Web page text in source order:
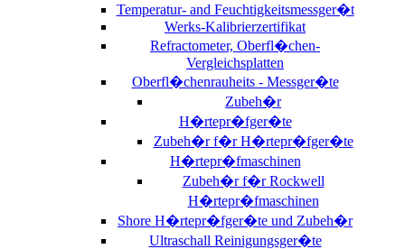
Temperatur- and Feuchtigkeitsmessger�t
Werks-Kalibrierzertifikat
Refractometer, Oberfl�chen-
Vergleichsplatten
Oberfl�chenrauheits - Messger�te
Zubeh�r
H�rtepr�fger�te
Zubeh�r f�r H�rtepr�fger�te
H�rtepr�fmaschinen
Zubeh�r f�r Rockwell
H�rtepr�fmaschinen
Shore H�rtepr�fger�te und Zubeh�r
Ultraschall Reinigungsger�te